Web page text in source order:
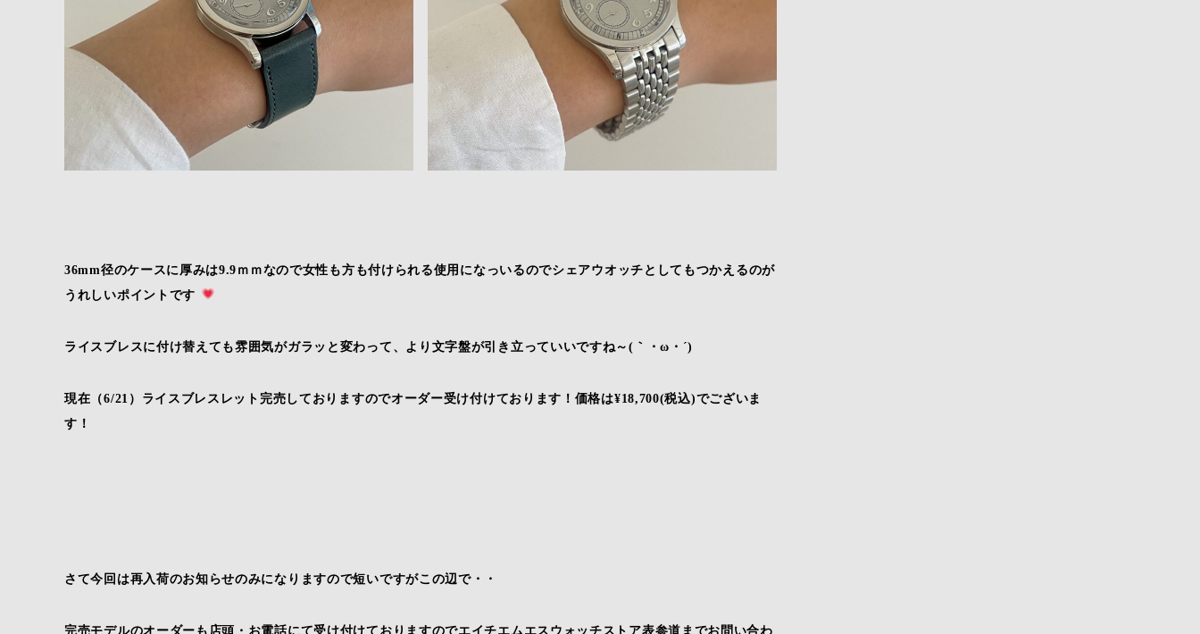
36mm径のケースに厚みは9.9ｍｍなので女性も方も付けられる使用になっいるのでシェアウオッチとしてもつかえるのが
うれしいポイントです
ライスブレスに付け替えても雰囲気がガラッと変わって、より文字盤が引き立っていいですね～(｀・ω・´)ゞ
現在（6/21）ライスブレスレット完売しておりますのでオーダー受け付けております！価格は¥18,700(税込)でございま
す！
さて今回は再入荷のお知らせのみになりますので短いですがこの辺で・・
完売モデルのオーダーも店頭・お電話にて受け付けておりますのでエイチエムエスウォッチストア表参道までお問い合わ